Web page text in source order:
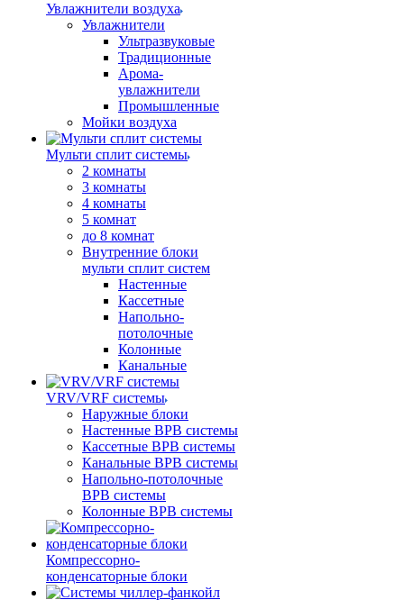
Увлажнители воздуха
Увлажнители
Ультразвуковые
Традиционные
Арома-
увлажнители
Промышленные
Мойки воздуха
Мульти сплит системы
2 комнаты
3 комнаты
4 комнаты
5 комнат
до 8 комнат
Внутренние блоки
мульти сплит систем
Настенные
Кассетные
Напольно-
потолочные
Колонные
Канальные
VRV/VRF системы
Наружные блоки
Настенные ВРВ системы
Кассетные ВРВ системы
Канальные ВРВ системы
Напольно-потолочные
ВРВ системы
Колонные ВРВ системы
Компрессорно-
конденсаторные блоки